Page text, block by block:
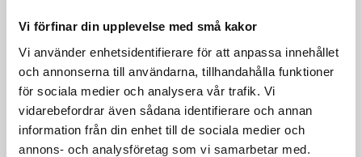
Vi förfinar din upplevelse med små kakor
Vi använder enhetsidentifierare för att anpassa innehållet
och annonserna till användarna, tillhandahålla funktioner
för sociala medier och analysera vår trafik. Vi
vidarebefordrar även sådana identifierare och annan
information från din enhet till de sociala medier och
annons- och analysföretag som vi samarbetar med.
RELATERADE PRODUKTER